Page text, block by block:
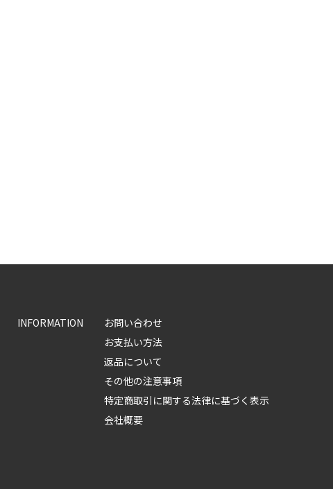
INFORMATION
お問い合わせ
お支払い方法
返品について
その他の注意事項
特定商取引に関する法律に基づく表示
会社概要